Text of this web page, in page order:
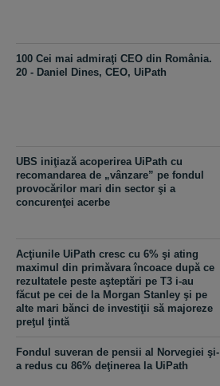
100 Cei mai admiraţi CEO din România.
20 - Daniel Dines, CEO, UiPath
UBS iniţiază acoperirea UiPath cu
recomandarea de „vânzare” pe fondul
provocărilor mari din sector şi a
concurenţei acerbe
Acţiunile UiPath cresc cu 6% şi ating
maximul din primăvara încoace după ce
rezultatele peste aşteptări pe T3 i-au
făcut pe cei de la Morgan Stanley şi pe
alte mari bănci de investiţii să majoreze
preţul ţintă
Fondul suveran de pensii al Norvegiei şi-
a redus cu 86% deţinerea la UiPath